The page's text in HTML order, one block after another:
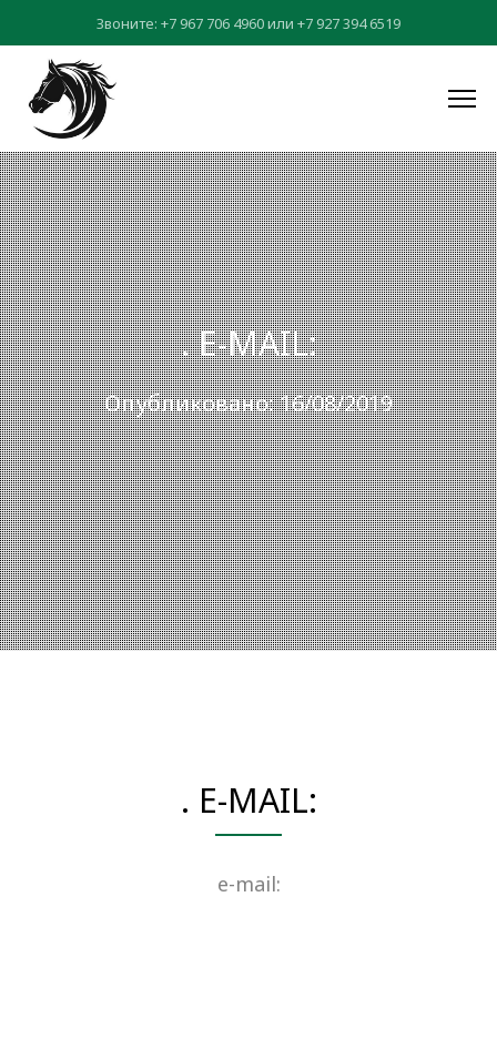
Звоните: +7 967 706 4960или +7 927 394 6519
. E-MAIL:
Опубликовано: 16/08/2019
. E-MAIL:
e-mail: